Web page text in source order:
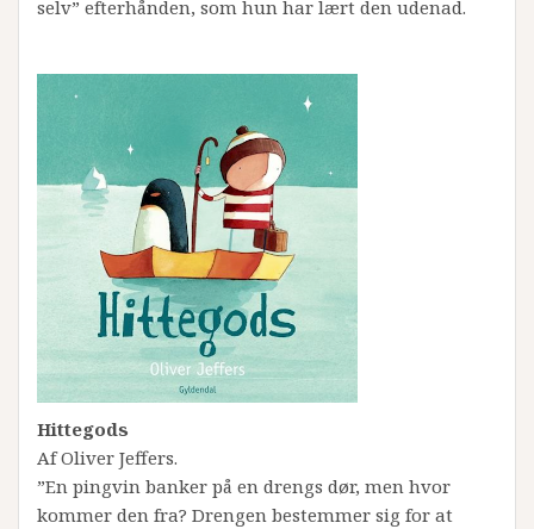
selv” efterhånden, som hun har lært den udenad.
Hittegods
Af Oliver Jeffers.
”En pingvin banker på en drengs dør, men hvor
kommer den fra? Drengen bestemmer sig for at